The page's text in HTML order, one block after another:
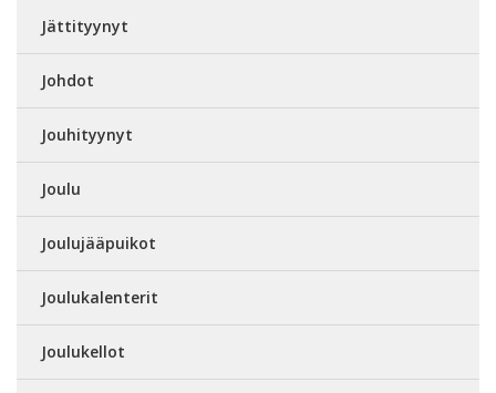
Jättityynyt
Johdot
Jouhityynyt
Joulu
Joulujääpuikot
Joulukalenterit
Joulukellot